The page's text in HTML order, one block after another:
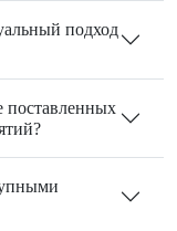
подход
поставленных